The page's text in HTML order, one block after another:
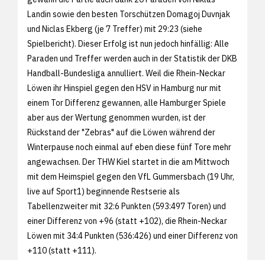
Landin sowie den besten Torschützen Domagoj Duvnjak
und Niclas Ekberg (je 7 Treffer) mit 29:23 (siehe
Spielbericht). Dieser Erfolg ist nun jedoch hinfällig: Alle
Paraden und Treffer werden auch in der Statistik der DKB
Handball-Bundesliga annulliert. Weil die Rhein-Neckar
Löwen ihr Hinspiel gegen den HSV in Hamburg nur mit
einem Tor Differenz gewannen, alle Hamburger Spiele
aber aus der Wertung genommen wurden, ist der
Rückstand der "Zebras" auf die Löwen während der
Winterpause noch einmal auf eben diese fünf Tore mehr
angewachsen. Der THW Kiel startet in die am Mittwoch
mit dem Heimspiel gegen den VfL Gummersbach (19 Uhr,
live auf Sport1) beginnende Restserie als
Tabellenzweiter mit 32:6 Punkten (593:497 Toren) und
einer Differenz von +96 (statt +102), die Rhein-Neckar
Löwen mit 34:4 Punkten (536:426) und einer Differenz von
+110 (statt +111).